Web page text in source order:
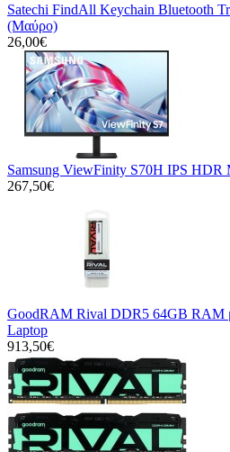
Satechi FindAll Keychain Bluetooth
(Μαύρο)
26,00€
Samsung ViewFinity S70H IPS
267,50€
GoodRAM Rival DDR5 64GB RAM
Laptop
913,50€